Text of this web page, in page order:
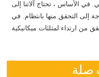
في الأساس ، تحتاج آلاتنا إلى
إلى التحقق منها بانتظام. في
صلة